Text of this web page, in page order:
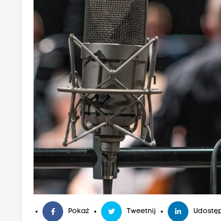
Pokaż Tweetnij